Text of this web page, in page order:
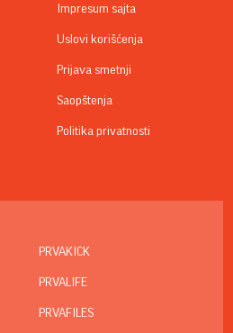
Impresum sajta
Uslovi korišćenja
Prijava smetnji
Saopštenja
Politika privatnosti
PRVAKICK
PRVALIFE
PRVAFILES